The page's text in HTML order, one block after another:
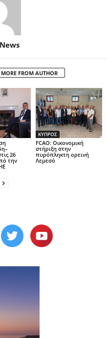
MORE FROM AUTHOR
26
την
ΚΥΠΡΟΣ
FCAO: Οικονομική
στήριξη στην
πυρόπληκτη ορεινή
Λεμεσό